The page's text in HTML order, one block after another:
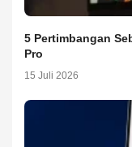
5 Pertimbangan
Pro
15 Juli 2026